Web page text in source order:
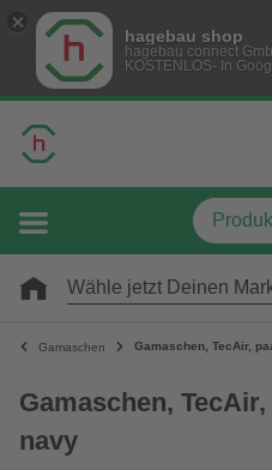
hagebau shop
hagebau connect
KOSTENLOS- In
Wähle jetzt Deinen
Gamaschen Gamaschen, TecAir,
Gamaschen,
navy